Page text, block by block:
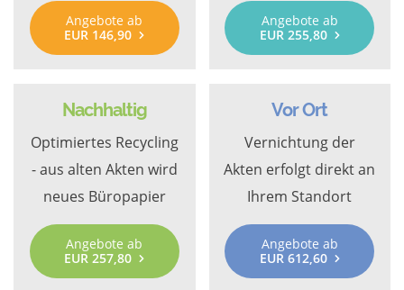
Angebote ab
EUR 146,90
Angebote ab
EUR 255,80
Nachhaltig
Optimiertes Recycling
- aus alten Akten wird
neues Büropapier
Angebote ab
EUR 257,80
Vor Ort
Vernichtung der
Akten erfolgt direkt an
Ihrem Standort
Angebote ab
EUR 612,60